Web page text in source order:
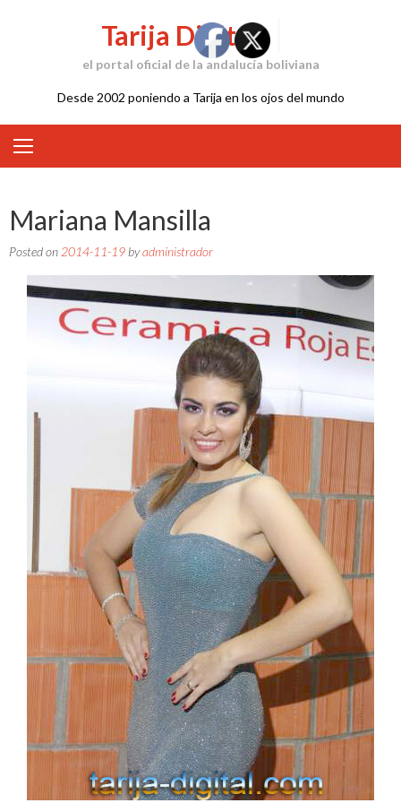
Tarija Digital
el portal oficial de la andalucía boliviana
Desde 2002 poniendo a Tarija en los ojos del mundo
Mariana Mansilla
Posted on 2014-11-19 byadministrador